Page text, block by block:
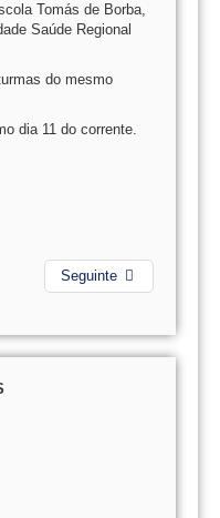
Tomás de Borba,
Saúde Regional
do mesmo
dia 11 do corrente.
Seguinte